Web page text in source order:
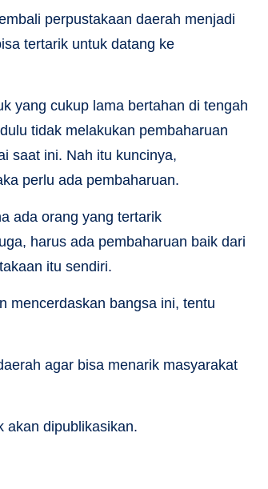
perpustakaan daerah menjadi
tertarik untuk datang ke
yang cukup lama bertahan di tengah
tidak melakukan pembaharuan
saat ini. Nah itu kuncinya,
perlu ada pembaharuan.
ada orang yang tertarik
harus ada pembaharuan baik dari
itu sendiri.
mencerdaskan bangsa ini, tentu
agar bisa menarik masyarakat
akan dipublikasikan.